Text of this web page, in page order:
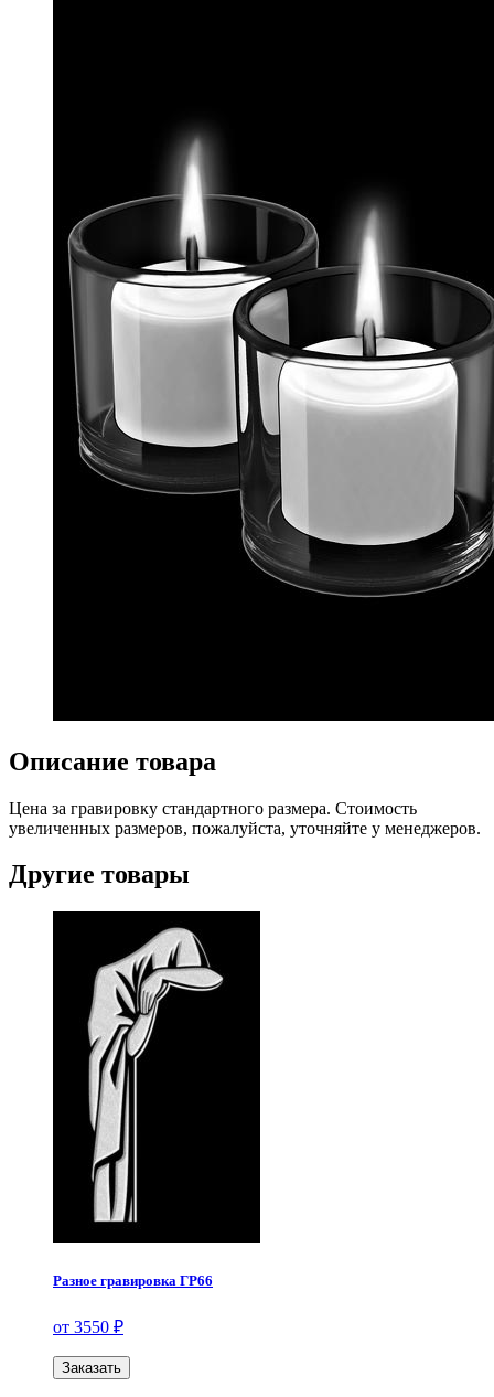
Описание товара
Цена за гравировку стандартного размера. Стоимость
увеличенных размеров, пожалуйста, уточняйте у менеджеров.
Другие товары
Разное гравировка ГР66
от 3550 ₽
Заказать